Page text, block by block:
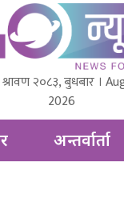
२०८३, बुधबार ।
2026
अन्तर्वार्ता